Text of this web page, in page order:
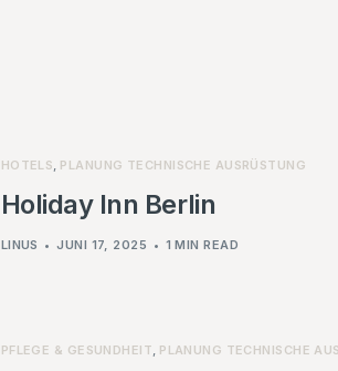
HOTELS PLANUNG TECHNISCHE AUSRÜSTUNG
Holiday Inn Berlin
LINUS JUNI 17, 2025 1 MIN READ
PFLEGE & GESUNDHEIT, PLANUNG TECHNISCHE